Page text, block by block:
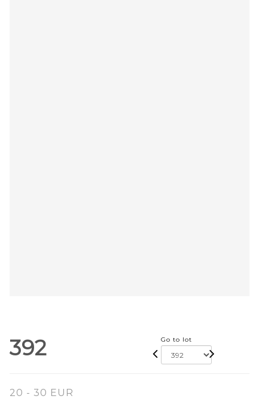
392 Go to lot
20 - 30 EUR